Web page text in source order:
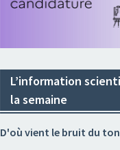
L’information
la semaine
D'où vient le bruit du